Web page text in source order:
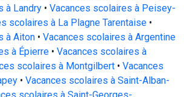
à Landry • Vacances scolaires à Peisey-
scolaires à La Plagne Tarentaise •
à Aiton • Vacances scolaires à Argentine
à Épierre • Vacances scolaires à
scolaires à Montgilbert • Vacances
• Vacances scolaires à Saint-Alban-